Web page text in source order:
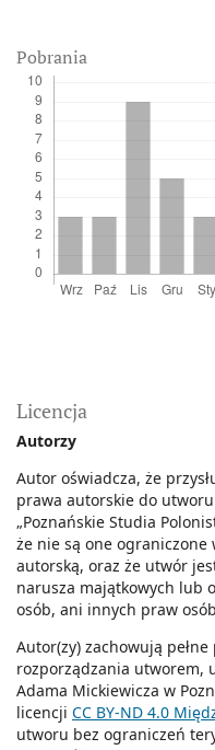
Pobrania
Licencja
Autorzy
Autor oświadcza, że
prawa autorskie do
„Poznańskie Studia
że nie są one
autorską, oraz że utwór
narusza majątkowych lub
osób, ani innych praw
Autor(zy) zachowują
rozporządzania utworem,
Adama Mickiewicza w
licencji CC BY-ND 4.0
utworu bez ograniczeń